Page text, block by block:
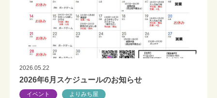
2026.05.22
2026年6月スケジュールのお知らせ
イベント よりみち屋